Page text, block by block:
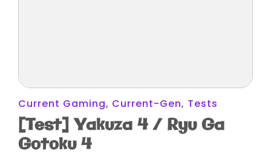
Current Gaming, Current-Gen, Tests
[Test] Yakuza 4 / Ryu Ga
Gotoku 4